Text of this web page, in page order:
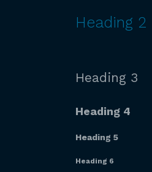
Heading 2
Heading 3
Heading 4
Heading 5
Heading 6